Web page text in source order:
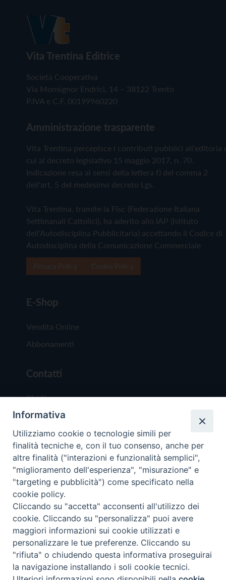
Vita Trentina Editrice
Società Cooperativa
Via Monsignor Endrici, 14 – 38122 Trento
P.IVA e C.F. 00199960220
Amministrazione trasparente
Vita Trentina percepisce i contributi pubblici all'editoria
cui al decreto legislativo 15 maggio 2017, n. 70.
Indicazione resa ai sensi della lettera f) del comma 2
dell'art. 5 del medesimo decreto Lgs.
Vita Trentina, tramite la Fisc (Federazione Italiana
Settimanali Cattolici), ha aderito allo IAP (Istituto
dell'Autodisciplina Pubblicitaria) accettando il Codice di
Autodisciplina della Comunicazione Commerciale
E-Shop
Vendita Online
Abbonamenti
Contatti
Chi Siamo
Redazione
Scrivici
Copyright © 2019 - Tutti i diritti riservati - Vita
Trentina Editrice
Privacy Policy
Torna
Informativa
Utilizziamo cookie o tecnologie simili per
finalità tecniche e, con il tuo consenso, anche per
altre finalità ("interazioni e funzionalità semplici",
"miglioramento dell'esperienza", "misurazione" e
"targeting e pubblicità") come specificato nella
cookie policy.
Cliccando su "accetta" acconsenti all'utilizzo dei
cookie. Cliccando su "personalizza" puoi avere
maggiori informazioni sui cookie utilizzati e
personalizzare le tue preferenze. Cliccando su
"rifiuta" o chiudendo questa informativa proseguirai
la navigazione installando i soli cookie tecnici.